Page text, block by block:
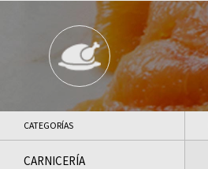
CATEGORÍAS
CARNICERÍA